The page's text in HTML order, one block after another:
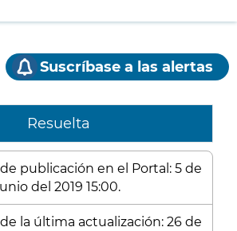
Suscríbase a las alertas
Resuelta
publicación en el Portal: 5 de
del 2019 15:00.
la última actualización: 26 de